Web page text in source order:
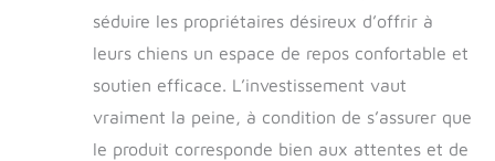
séduire les propriétaires désireux d’offrir à
leurs chiens un espace de repos confortable et
soutien efficace. L’investissement vaut
vraiment la peine, à condition de s’assurer que
le produit corresponde bien aux attentes et de